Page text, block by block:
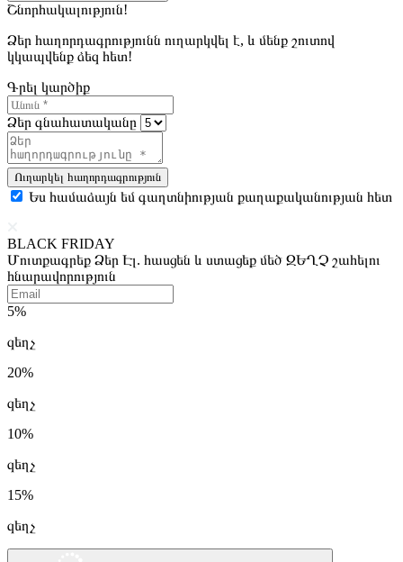
Շնորհակալություն!
Ձեր հաղորդագրությունն ուղարկվել է, և մենք շուտով
կկապվենք ձեզ հետ!
Գրել կարծիք
Ձեր գնահատականը
Ուղարկել հաղորդագրություն
Ես համաձայն եմ գաղտնիության քաղաքականության հետ
BLACK FRIDAY
Մուտքագրեք Ձեր Էլ. հասցեն և ստացեք մեծ ԶԵՂՉ շահելու
հնարավորություն
5%
զեղչ
20%
զեղչ
10%
զեղչ
15%
զեղչ